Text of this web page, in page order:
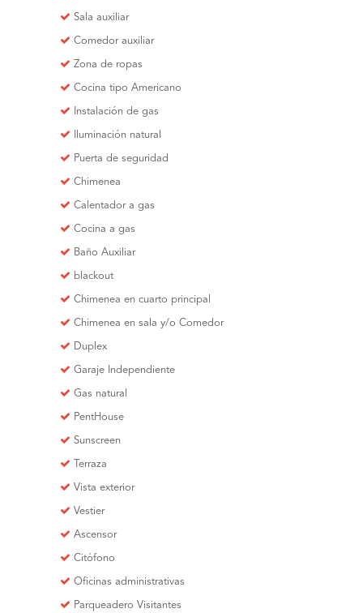
Sala auxiliar
Comedor auxiliar
Zona de ropas
Cocina tipo Americano
Instalación de gas
Iluminación natural
Puerta de seguridad
Chimenea
Calentador a gas
Cocina a gas
Baño Auxiliar
blackout
Chimenea en cuarto principal
Chimenea en sala y/o Comedor
Duplex
Garaje Independiente
Gas natural
PentHouse
Sunscreen
Terraza
Vista exterior
Vestier
Ascensor
Citófono
Oficinas administrativas
Parqueadero Visitantes